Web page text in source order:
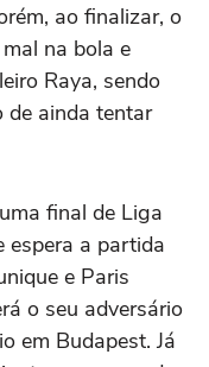
ao finalizar, o
na bola e
Raya, sendo
de ainda tentar
final de Liga
espera a partida
e Paris
o seu adversário
em Budapest. Já